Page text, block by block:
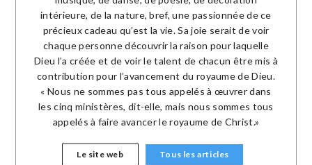
intérieure, de la nature, bref, une passionnée de ce
précieux cadeau qu’est la vie. Sa joie serait de voir
chaque personne découvrir la raison pour laquelle
Dieu l’a créée et de voir le talent de chacun être mis à
contribution pour l’avancement du royaume de Dieu.
« Nous ne sommes pas tous appelés à œuvrer dans
les cinq ministères, dit-elle, mais nous sommes tous
appelés à faire avancer le royaume de Christ.»
Le site web Tous les articles